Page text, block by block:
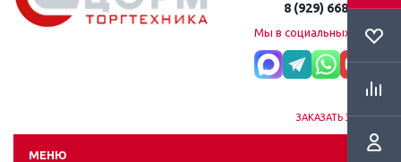
8 (929) 668-95-35
Мы в социальных сетях:
ЗАКАЗАТЬ ЗВОНОК
МЕНЮ